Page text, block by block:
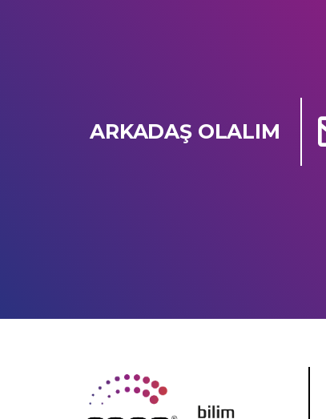
ARKADAŞ OLALIM